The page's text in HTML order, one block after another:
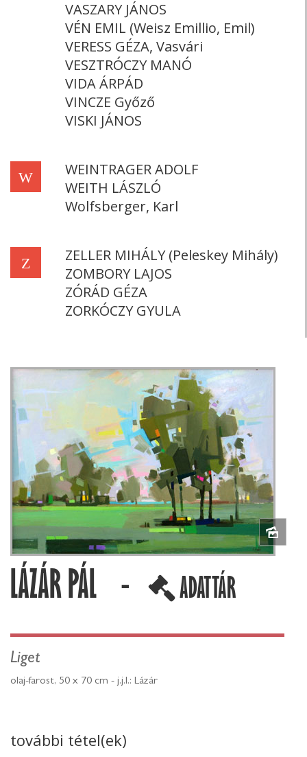
VASZARY JÁNOS
VÉN EMIL (Weisz Emillio, Emil)
VERESS GÉZA, Vasvári
VESZTRÓCZY MANÓ
VIDA ÁRPÁD
VINCZE Győző
VISKI JÁNOS
W
WEINTRAGER ADOLF
WEITH LÁSZLÓ
Wolfsberger, Karl
Z
ZELLER MIHÁLY (Peleskey Mihály)
ZOMBORY LAJOS
ZÓRÁD GÉZA
ZORKÓCZY GYULA
LÁZÁR PÁL - ADATTÁR
Liget
olaj-farost, 50 x 70 cm - j.j.l.: Lázár
további tétel(ek)